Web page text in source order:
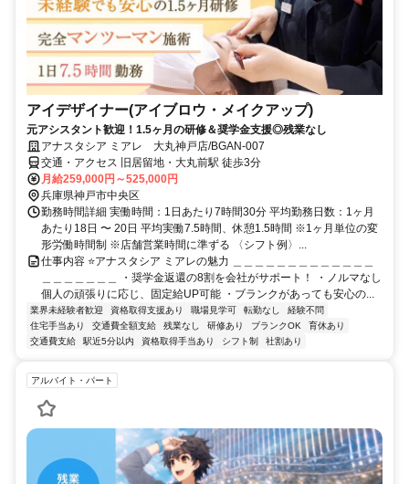
アイデザイナー(アイブロウ・メイクアップ)
元アシスタント歓迎！1.5ヶ月の研修＆奨学金支援◎残業なし
アナスタシア ミアレ 大丸神戸店/BGAN-007
交通・アクセス 旧居留地・大丸前駅 徒歩3分
月給259,000円～525,000円
兵庫県神戸市中央区
勤務時間詳細 実働時間：1日あたり7時間30分 平均勤務日数：1ヶ月
あたり18日 〜 20日 平均実働7.5時間、休憩1.5時間 ※1ヶ月単位の変
形労働時間制 ※店舗営業時間に準ずる 〈シフト例〉...
仕事内容 ⭐アナスタシア ミアレの魅力 ＿＿＿＿＿＿＿＿＿＿＿＿＿
＿＿＿＿＿＿＿ ・奨学金返還の8割を会社がサポート！ ・ノルマなし
個人の頑張りに応じ、固定給UP可能 ・ブランクがあっても安心の...
業界未経験者歓迎 資格取得支援あり 職場見学可 転勤なし
経験不問
住宅手当あり
交通費全額支給 残業なし 研修あり ブランクOK
育休あり
交通費支給
駅近5分以内 資格取得手当あり シフト制 社割あり
アルバイト・パート